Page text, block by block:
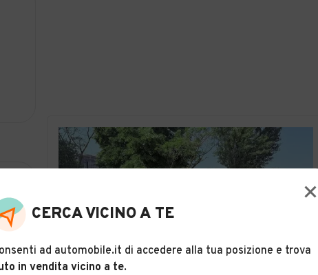
CERCA VICINO A TE
ad automobile.it di accedere alla tua posizione e trova
in vendita vicino a te.